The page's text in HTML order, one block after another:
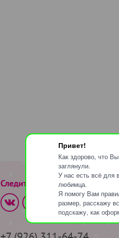
Привет!
Как здорово, что
заглянули.
У нас есть всё для
любимца.
Я помогу Вам
размер, расскажу
подскажу, как
Следите за нами